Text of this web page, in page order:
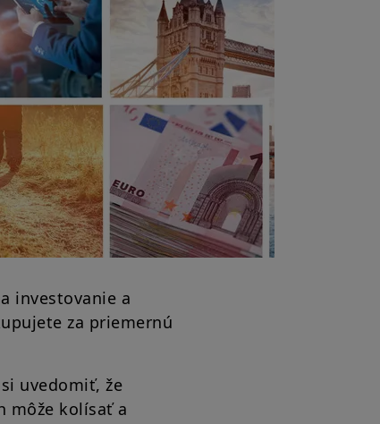
investovanie a
za priemernú
uvedomiť, že
môže kolísať a